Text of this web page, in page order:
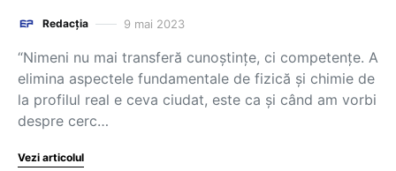
Redacția 9 mai 2023
“Nimeni nu mai transferă cunoștințe, ci competențe. A
elimina aspectele fundamentale de fizică și chimie de
la profilul real e ceva ciudat, este ca și când am vorbi
despre cerc…
Vezi articolul